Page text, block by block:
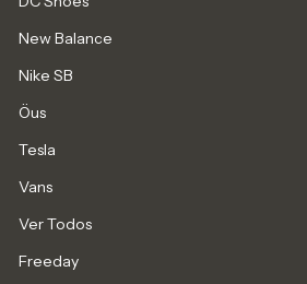
New Balance
Nike SB
Öus
Tesla
Vans
Ver Todos
Freeday